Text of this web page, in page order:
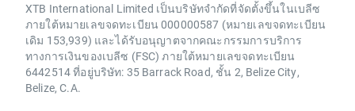
XTB International Limited เป็นบริษัทจำกัดที่จัดตั้งขึ้นในเบลีซ
ภายใต้หมายเลขจดทะเบียน 000000587 (หมายเลขจดทะเบียน
เดิม 153,939) และได้รับอนุญาตจากคณะกรรมการบริการ
ทางการเงินของเบลีซ (FSC) ภายใต้หมายเลขจดทะเบียน
6442514 ที่อยู่บริษัท: 35 Barrack Road, ชั้น 2, Belize City,
Belize, C.A.